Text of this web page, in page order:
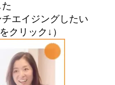
た
エイジングしたい
クリック↓）